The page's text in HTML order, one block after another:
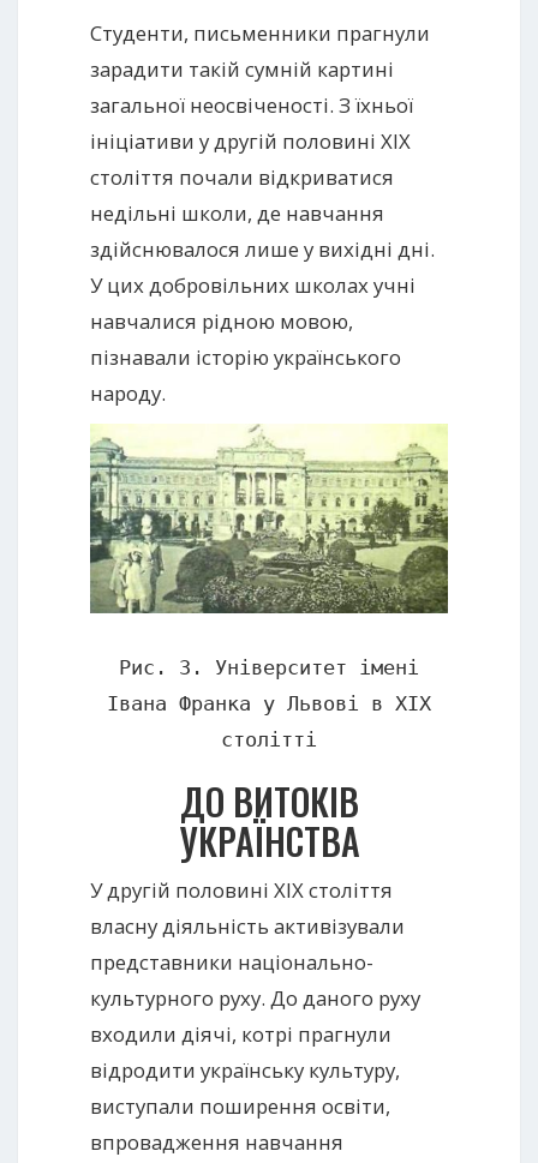
Студенти, письменники прагнули
зарадити такій сумній картині
загальної неосвіченості. З їхньої
ініціативи у другій половині XIX
століття почали відкриватися
недільні школи, де навчання
здійснювалося лише у вихідні дні.
У цих добровільних школах учні
навчалися рідною мовою,
пізнавали історію українського
народу.
Рис. 3. Університет імені
Івана Франка у Львові в ХІХ
столітті
ДО ВИТОКІВ
УКРАЇНСТВА
У другій половині XIX століття
власну діяльність активізували
представники національно-
культурного руху. До даного руху
входили діячі, котрі прагнули
відродити українську культуру,
виступали поширення освіти,
впровадження навчання